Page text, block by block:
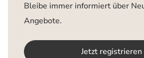
Bleibe immer informiert über
Angebote.
Jetzt registrieren